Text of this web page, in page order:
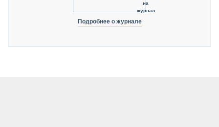
на
журнал
Подробнее о журнале